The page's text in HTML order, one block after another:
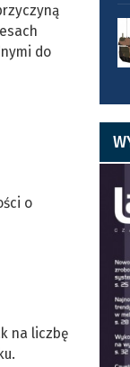
do
o
na liczbę